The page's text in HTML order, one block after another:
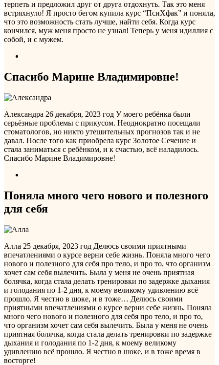
терпеть и предложил друг от друга отдохнуть. Так это меня
встряхнуло! Я просто бегом купила курс “ПсиХфак” и поняла,
что это возможность стать лучше, найти себя. Когда курс
кончился, муж меня просто не узнал! Теперь у меня идиллия с
собой, и с мужем.
Спасибо Марине Владимировне!
Александра 26 декабря, 2023 год У моего ребёнка были
серьёзные проблемы с прикусом. Неоднократно посещали
стоматологов, но никто утешительных прогнозов так и не
давал. После того как приобрела курс Золотое Сечение и
стала заниматься с ребёнком, и к счастью, всё наладилось.
Спасибо Марине Владимировне!
Поняла много чего нового и полезного
для себя
Алла 25 декабря, 2023 год Делюсь своими приятными
впечатлениями о курсе верни себе жизнь. Поняла много чего
нового и полезного для себя про тело, и про то, что организм
хочет сам себя вылечить. Была у меня не очень приятная
болячка, когда стала делать тренировки по задержке дыхания
и голодания по 1-2 дня, к моему великому удивлению всё
прошло. Я честно в шоке, и в тоже… Делюсь своими
приятными впечатлениями о курсе верни себе жизнь. Поняла
много чего нового и полезного для себя про тело, и про то,
что организм хочет сам себя вылечить. Была у меня не очень
приятная болячка, когда стала делать тренировки по задержке
дыхания и голодания по 1-2 дня, к моему великому
удивлению всё прошло. Я честно в шоке, и в тоже время в
восторге!